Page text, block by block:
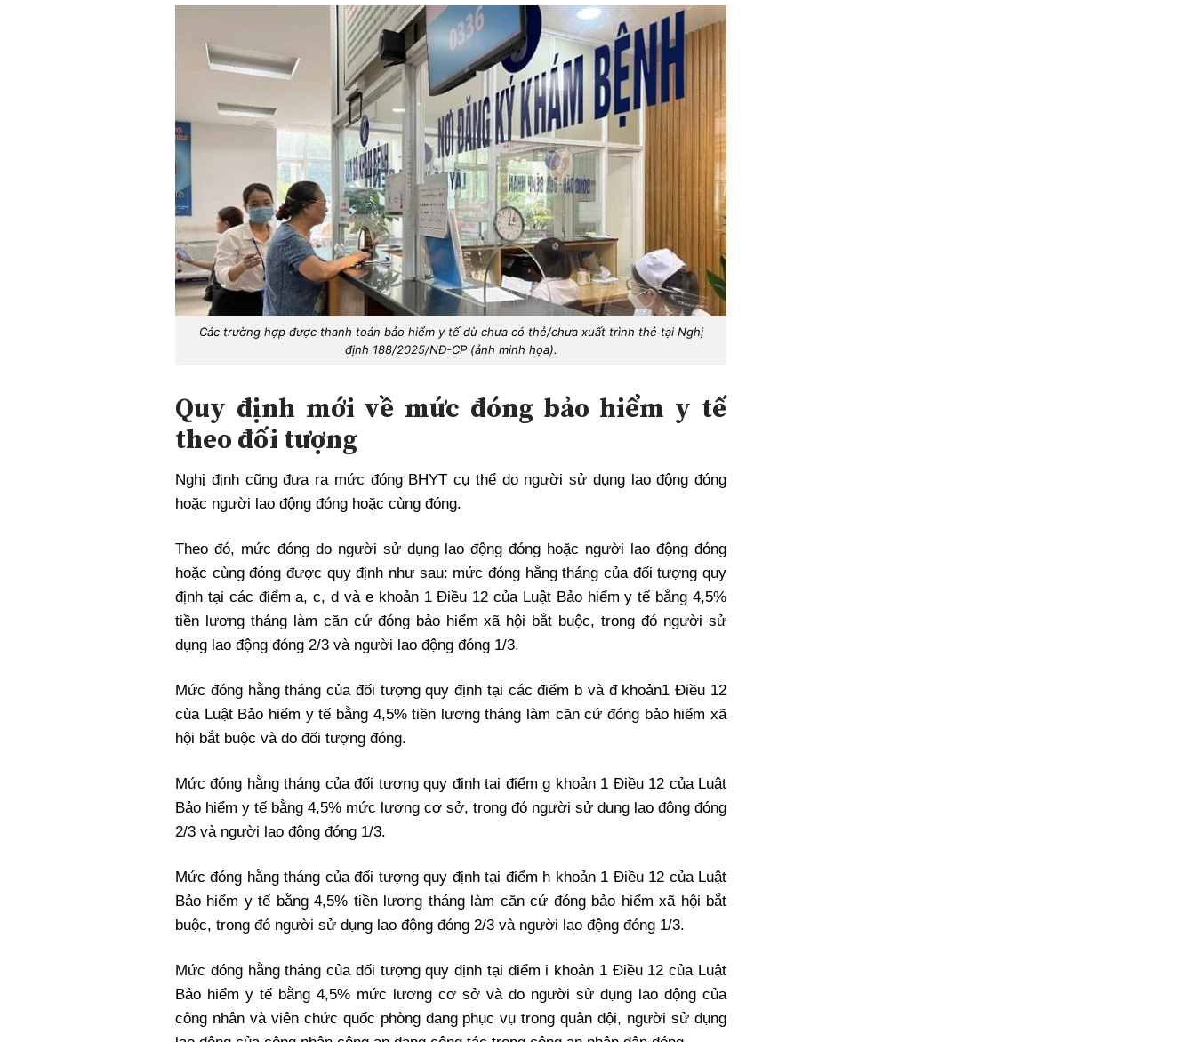
Các trường hợp được thanh toán bảo hiểm y tế dù chưa có thẻ/chưa xuất trình thẻ tại Nghị
định 188/2025/NĐ-CP (ảnh minh họa).
Quy định mới về mức đóng bảo hiểm y tế
theo đối tượng
Nghị định cũng đưa ra mức đóng BHYT cụ thể do người sử dụng lao động đóng
hoặc người lao động đóng hoặc cùng đóng.
Theo đó, mức đóng do người sử dụng lao động đóng hoặc người lao động đóng
hoặc cùng đóng được quy định như sau: mức đóng hằng tháng của đối tượng quy
định tại các điểm a, c, d và e khoản 1 Điều 12 của Luật Bảo hiểm y tế bằng 4,5%
tiền lương tháng làm căn cứ đóng bảo hiểm xã hội bắt buộc, trong đó người sử
dụng lao động đóng 2/3 và người lao động đóng 1/3.
Mức đóng hằng tháng của đối tượng quy định tại các điểm b và đ khoản1 Điều 12
của Luật Bảo hiểm y tế bằng 4,5% tiền lương tháng làm căn cứ đóng bảo hiểm xã
hội bắt buộc và do đối tượng đóng.
Mức đóng hằng tháng của đối tượng quy định tại điểm g khoản 1 Điều 12 của Luật
Bảo hiểm y tế bằng 4,5% mức lương cơ sở, trong đó người sử dụng lao động đóng
2/3 và người lao động đóng 1/3.
Mức đóng hằng tháng của đối tượng quy định tại điểm h khoản 1 Điều 12 của Luật
Bảo hiểm y tế bằng 4,5% tiền lương tháng làm căn cứ đóng bảo hiểm xã hội bắt
buộc, trong đó người sử dụng lao động đóng 2/3 và người lao động đóng 1/3.
Mức đóng hằng tháng của đối tượng quy định tại điểm i khoản 1 Điều 12 của Luật
Bảo hiểm y tế bằng 4,5% mức lương cơ sở và do người sử dụng lao động của
công nhân và viên chức quốc phòng đang phục vụ trong quân đội, người sử dụng